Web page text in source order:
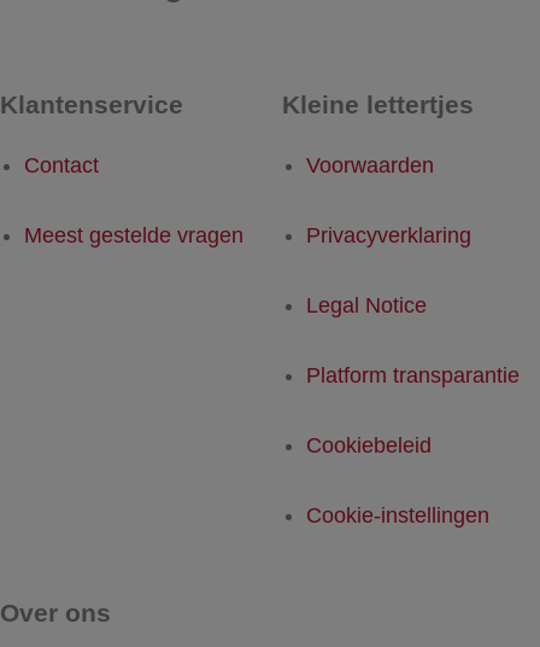
Klantenservice
Contact
Meest gestelde vragen
Kleine lettertjes
Voorwaarden
Privacyverklaring
Legal Notice
Platform transparantie
Cookiebeleid
Cookie-instellingen
Over ons